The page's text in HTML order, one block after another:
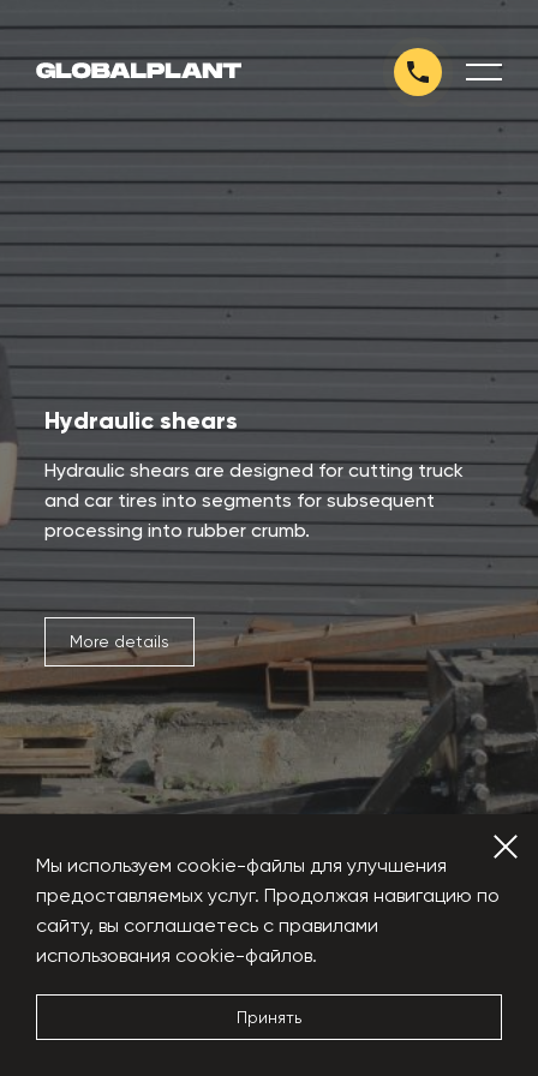
Hydraulic shears
Hydraulic shears are designed for cutting truck
and car tires into segments for subsequent
processing into rubber crumb.
More details
Hydraulic shears
Мы используем cookie-файлы для улучшения
предоставляемых услуг. Продолжая навигацию по
сайту, вы соглашаетесь с правилами
использования cookie-файлов.
Принять